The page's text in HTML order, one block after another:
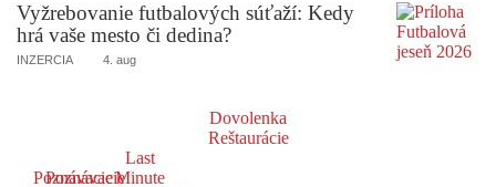
Vyžrebovanie futbalových súťaží: Kedy
hrá vaše mesto či dedina?
INZERCIA 4. aug
Dovolenka
Reštaurácie
Poznávacie
Poznávacie
Last
Minute